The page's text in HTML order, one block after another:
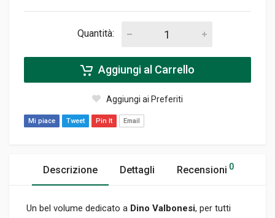
Quantità:
Aggiungi al Carrello
Aggiungi ai Preferiti
Mi piace Tweet Pin It Email
Descrizione Dettagli Recensioni 0
Un bel volume dedicato a Dino Valbonesi, per tutti